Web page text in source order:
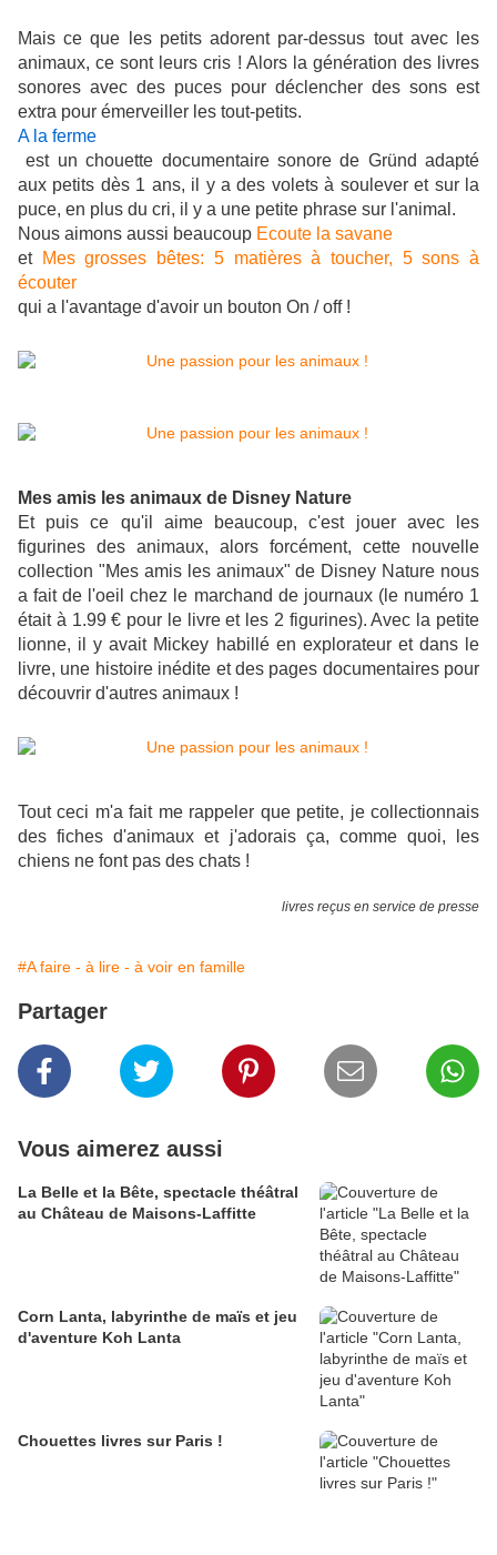
Mais ce que les petits adorent par-dessus tout avec les
animaux, ce sont leurs cris ! Alors la génération des livres
sonores avec des puces pour déclencher des sons est
extra pour émerveiller les tout-petits.
A la ferme
est un chouette documentaire sonore de Gründ adapté
aux petits dès 1 ans, il y a des volets à soulever et sur la
puce, en plus du cri, il y a une petite phrase sur l'animal.
Nous aimons aussi beaucoup Ecoute la savane
et Mes grosses bêtes: 5 matières à toucher, 5 sons à
écouter
qui a l'avantage d'avoir un bouton On / off !
Mes amis les animaux de Disney Nature
Et puis ce qu'il aime beaucoup, c'est jouer avec les
figurines des animaux, alors forcément, cette nouvelle
collection "Mes amis les animaux" de Disney Nature nous
a fait de l'oeil chez le marchand de journaux (le numéro 1
était à 1.99 € pour le livre et les 2 figurines). Avec la petite
lionne, il y avait Mickey habillé en explorateur et dans le
livre, une histoire inédite et des pages documentaires pour
découvrir d'autres animaux !
Tout ceci m'a fait me rappeler que petite, je collectionnais
des fiches d'animaux et j'adorais ça, comme quoi, les
chiens ne font pas des chats !
livres reçus en service de presse
#A faire - à lire - à voir en famille
Partager
Vous aimerez aussi
La Belle et la Bête, spectacle théâtral
au Château de Maisons-Laffitte
Corn Lanta, labyrinthe de maïs et jeu
d'aventure Koh Lanta
Chouettes livres sur Paris !